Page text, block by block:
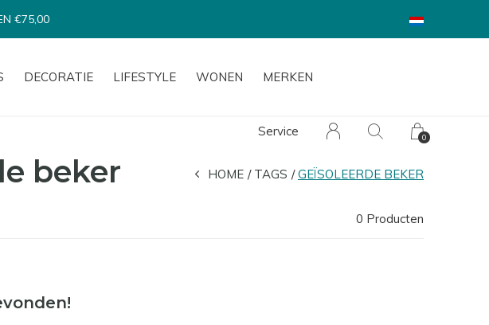
DECORATIE LIFESTYLE WONEN MERKEN
Service 0
€75,00
beker HOME TAGS GEÏSOLEERDE BEKER
0 Producten